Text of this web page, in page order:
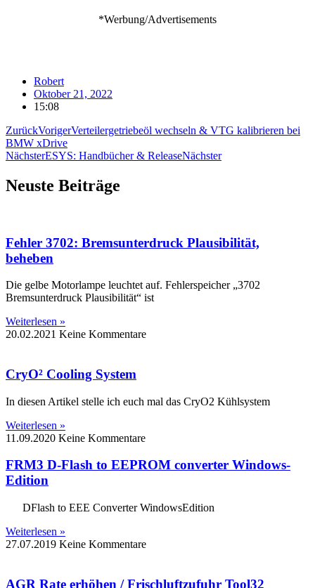
*Werbung/Advertisements
Robert
Oktober 21, 2022
15:08
ZurückVorigerVerteilergetriebeöl wechseln & VTG kalibrieren bei
BMW xDrive
NächsterESYS: Handbücher & ReleaseNächster
Neuste Beiträge
Fehler 3702: Bremsunterdruck Plausibilität,
beheben
Die gelbe Motorlampe leuchtet auf. Fehlerspeicher „3702
Bremsunterdruck Plausibilität“ ist
Weiterlesen »
20.02.2021 Keine Kommentare
CryO² Cooling System
In diesen Artikel stelle ich euch mal das CryO2 Kühlsystem
Weiterlesen »
11.09.2020 Keine Kommentare
FRM3 D-Flash to EEPROM converter Windows-
Edition
DFlash to EEE Converter WindowsEdition
Weiterlesen »
27.07.2019 Keine Kommentare
AGR Rate erhöhen / Frischluftzufuhr Tool32